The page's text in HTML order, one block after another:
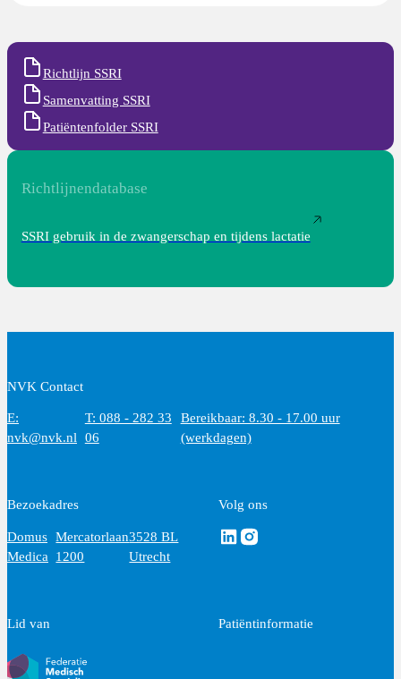
Richtlijn SSRI
Samenvatting SSRI
Patiëntenfolder SSRI
Richtlijnendatabase
SSRI gebruik in de zwangerschap en tijdens lactatie
NVK Contact
E:
nvk@nvk.nl
T: 088 - 282 33
06
Bereikbaar: 8.30 - 17.00 uur
(werkdagen)
Bezoekadres
Domus
Medica
Mercatorlaan
1200
3528 BL
Utrecht
Volg ons
Volg ons via Linkedin
Volg ons via Instagram
Lid van Patiëntinformatie